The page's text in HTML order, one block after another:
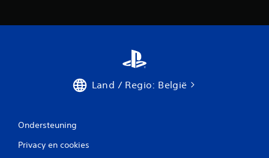
Land / Regio: België
Ondersteuning
Privacy en cookies